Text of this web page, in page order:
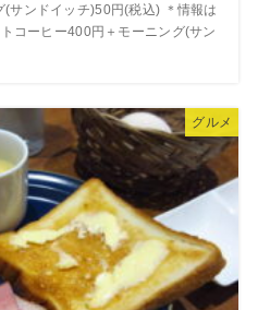
サンドイッチ)50円(税込) ＊情報は
コーヒー400円＋モーニング(サン
グルメ